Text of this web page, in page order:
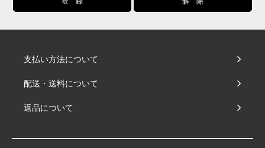
支払い方法について
配送・送料について
返品について